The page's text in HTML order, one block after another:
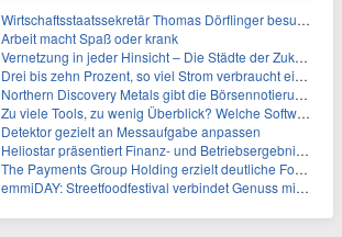
Wirtschaftsstaatssekretär Thomas Dörflinger besucht Handwerksbetrieb im Kammerbezirk Freiburg
Arbeit macht Spaß oder krank
Vernetzung in jeder Hinsicht – Die Städte der Zukunft sind grün-blau
Drei bis zehn Prozent, so viel Strom verbraucht ein Aufzug im Gebäude
Northern Discovery Metals gibt die Börsennotierung an der Frankfurter Wertpapierbörse bekannt
Zu viele Tools, zu wenig Überblick? Welche Software IT-Dienstleister wirklich brauchen
Detektor gezielt an Messaufgabe anpassen
Heliostar präsentiert Finanz- und Betriebsergebnis für das zweite Quartal 2026 mit Goldproduktion und Barreserven in Rekordhöhe
The Payments Group Holding erzielt deutliche Fortschritte bei ihren AI-Projekten
emmiDAY: Streetfoodfestival verbindet Genuss mit Engagement gegen Brustkrebs